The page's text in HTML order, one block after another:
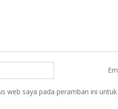
web saya pada peramban ini